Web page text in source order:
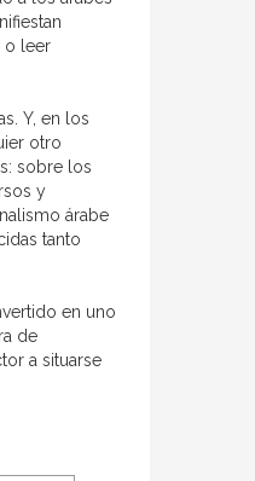
o leer
Y, en los
otro
sobre los
y
árabe
tanto
en uno
de
a situarse